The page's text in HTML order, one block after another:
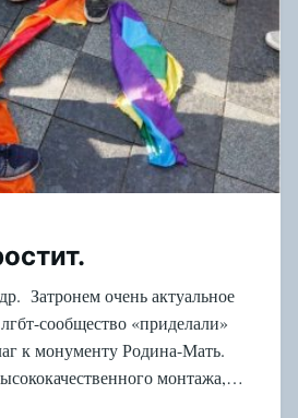
Затронем очень актуальное
сообщество «приделали»
к монументу Родина-Мать.
монтажа,…